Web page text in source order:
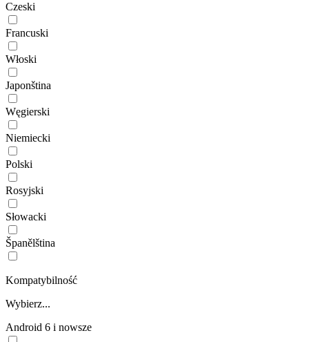
Czeski
Francuski
Włoski
Japonština
Węgierski
Niemiecki
Polski
Rosyjski
Słowacki
Španělština
Kompatybilność
Wybierz...
Android 6 i nowsze